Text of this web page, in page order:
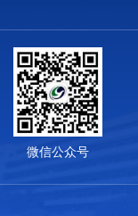
微信公众号